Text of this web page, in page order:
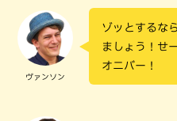
ヴァンソン
ゾッとするな
ましょう！せ
オニバー！